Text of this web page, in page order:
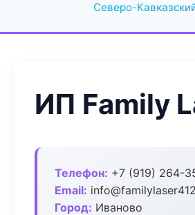
Северо-
ИП Family
Телефон: +7 (919) 264-
Email:
Город: Иваново